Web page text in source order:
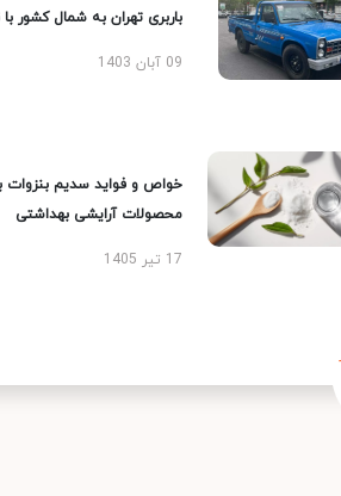
باربری تهران به شمال کشور با
09 آبان 1403
خواص و فواید سدیم بنزوات
محصولات آرایشی بهداشتی
17 تیر 1405